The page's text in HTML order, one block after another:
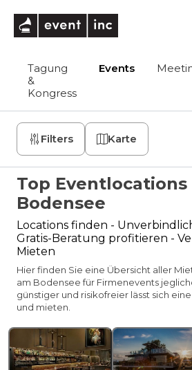
Tagung
&
Kongress
Events
Filters Karte
Top Eventlocations
Bodensee
Locations finden -
Gratis-Beratung profitieren -
Mieten
Hier finden Sie eine Übersicht aller
am Bodensee für Firmenevents
günstiger und risikofreier lässt sich
und mieten.